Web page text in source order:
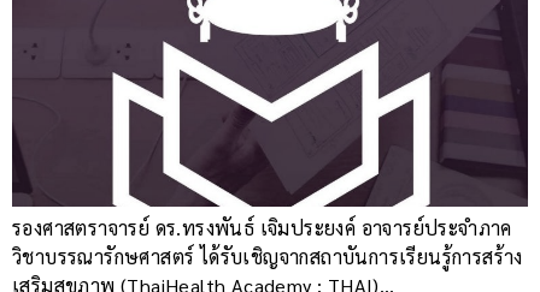
รองศาสตราจารย์ ดร.ทรงพันธ์ เจิมประยงค์ อาจารย์ประจำภาค
วิชาบรรณารักษศาสตร์ ได้รับเชิญจากสถาบันการเรียนรู้การสร้าง
เสริมสุขภาพ (ThaiHealth Academy : THAI)…